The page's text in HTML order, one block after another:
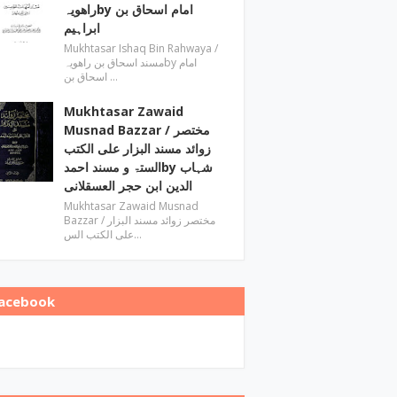
راھویہby ‎امام اسحاق بن
ابراہیم
Mukhtasar Ishaq Bin Rahwaya ‎/
مسند اسحاق بن راھویہby ‎امام
اسحاق بن …
Mukhtasar Zawaid
Musnad Bazzar ‎/ مختصر
زوائد مسند البزار علی الکتب
الستۃ و مسند احمدby ‎شہاب
الدین ابن حجر العسقلانی
Mukhtasar Zawaid Musnad
Bazzar ‎/ مختصر زوائد مسند البزار
علی الکتب الس…